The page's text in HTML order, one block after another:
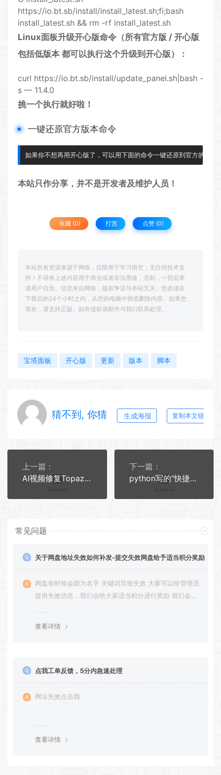
https://io.bt.sb/install/install_latest.sh;fi;bash
install_latest.sh && rm -rf install_latest.sh
Linux面板升级开心版命令（所有官方版 / 开心版
包括低版本都可以执行这个升级到开心版）：
curl https://io.bt.sb/install/update_panel.sh|bash -
s — 11.4.0
挑一个执行就好啦！
一键还原官方版本命令
如果你不想再用开心版了，可以用下面的命令一键还原到
本站只作分享，并不是开发者及维护人员！
收藏 (0) 打赏 点赞 (0)
本站所有资源来源于网络，仅限用于学习研究；无任何技术支
持！不得将上述内容用于商业或者非法用途，否则，一切后果
请用户自负。信息来自网络，版权争议与本站无关。您必须在
下载后的24个小时之内，从您的电脑中彻底删除内容。如果您
喜欢，请支持正版。如有侵权请邮件与我们联系处理。
宝塔面板 开心版 更新 版本 脚本
猜不到, 你猜 生成海报 复制本文链接
上一篇：
AI视频修复Topaz Video v1.1.0高级版
下一篇：
python写的“快捷回复”、“客服助手”、“常用短语”，客服必备
常见问题
关于网盘地址失效如何补发-提交失效网盘给予适当积分奖励
网盘有时候会因为名字 关键词导致失效 大家可以给管理员
提供失效信息，我们会给大家适当积分进行奖励 我们会第
查看详情
点我工单反馈，5分内急速处理
网址失效点击我
查看详情